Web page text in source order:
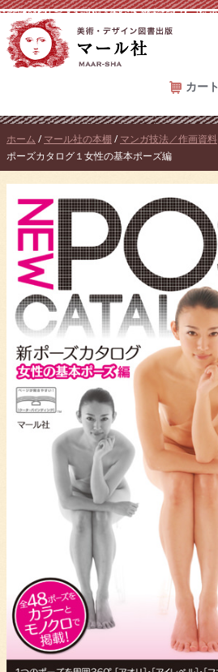
コ
ン
テ
ス
キ
ッ
プ
カート
ホーム / マール社の本棚 / マンガ技法／作画資料
ポーズカタログ１女性の基本ポーズ編